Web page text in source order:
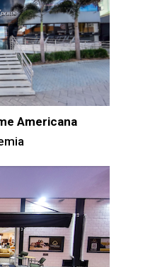
Americana